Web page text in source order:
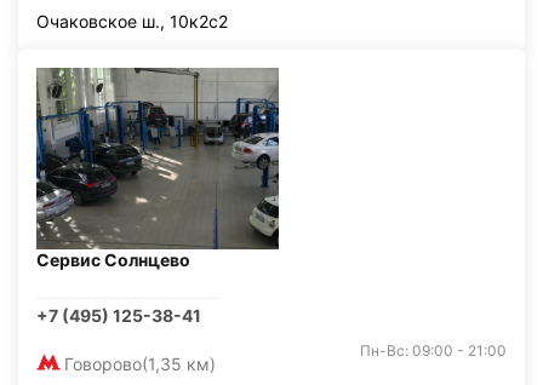
Очаковское ш., 10к2с2
Сервис Солнцево
+7 (495) 125-38-41
Говорово(1,35 км)
Пн-Вс: 09:00 - 21:00